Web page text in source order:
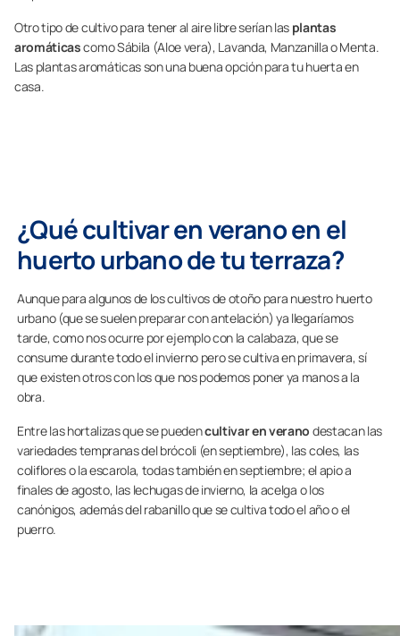
Otro tipo de cultivo para tener al aire libre serían las plantas
aromáticascomo Sábila (Aloe vera), Lavanda, Manzanilla o Menta.
Las plantas aromáticas son una buena opción para tu huerta en
casa.
¿Qué cultivar en verano en el
huerto urbano de tu terraza?
Aunque para algunos de los cultivos de otoño para nuestro huerto
urbano (que se suelen preparar con antelación) ya llegaríamos
tarde, como nos ocurre por ejemplo con la calabaza, que se
consume durante todo el invierno pero se cultiva en primavera, sí
que existen otros con los que nos podemos poner ya manos a la
obra.
Entre las hortalizas que se puedencultivar en verano destacan las
variedades tempranas del brócoli (en septiembre), las coles, las
coliflores o la escarola, todas también en septiembre; el apio a
finales de agosto, las lechugas de invierno, la acelga o los
canónigos, además del rabanillo que se cultiva todo el año o el
puerro.